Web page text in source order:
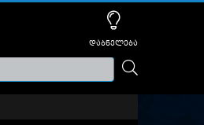
დაბნელება